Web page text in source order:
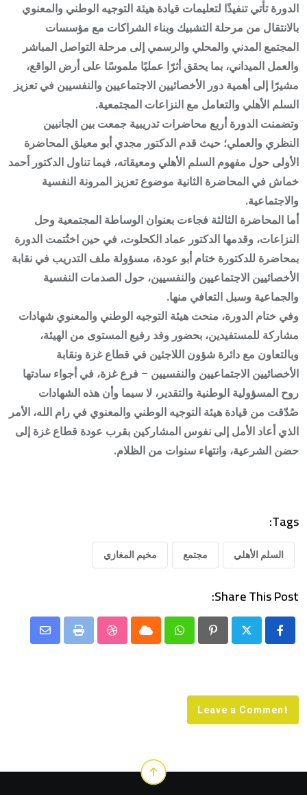
الدورة تأتي تنفيذًا لتعليمات قيادة هيئة التوجيه الوطني والمعنوي
بالانتقال من مرحلة التشبيك وبناء الشراكات مع مؤسسات
المجتمع المدني والمحلي والرسمي إلى مرحلة التواصل المباشر
والعمل الميداني، بما يحقق أثرًا عمليًا ملموسًا على أرض الواقع،
مشيرًا إلى أهمية دور الأخصائيين الاجتماعيين والنفسيين في تعزيز
السلم الأهلي والتعامل مع النزاعات المجتمعية.
وتضمنت الدورة أربع محاضرات تدريبية جمعت بين الجانبين
النظري والعملي؛ حيث قدم الدكتور مجدي أبو معيلق المحاضرة
الأولى حول مفهوم السلم الأهلي ومعيقاته، فيما تناول الدكتور أحمد
خماش في المحاضرة الثانية موضوع تعزيز المرونة النفسية
والاجتماعية.
أما المحاضرة الثالثة فجاءت بعنوان الوساطة المجتمعية وحل
النزاعات، وقدمها الدكتور عماد الكحلوت، في حين اختُتمت الدورة
بمحاضرة للدكتورة ختام أبو عودة، مسؤولة ملف التدريب في نقابة
الأخصائيين الاجتماعيين والنفسيين، حول الصدمات النفسية
والجماعية وسبل التعافي منها.
وفي ختام الدورة، منحت هيئة التوجيه الوطني والمعنوي شهادات
مشاركة للمستفيدين، بحضور وفد رفيع المستوى من الهيئة،
وبالتعاون مع دائرة شؤون اللاجئين في قطاع غزة ونقابة
الأخصائيين الاجتماعيين والنفسيين – فرع غزة، في أجواء سادتها
روح المسؤولية الوطنية والتقدير، لا سيما وأن هذه الشهادات
صُدّقت من قيادة هيئة التوجيه الوطني والمعنوي في رام الله، الأمر
الذي أعاد الأمل إلى نفوس المشاركين بقرب عودة قطاع غزة إلى
حضن الشرعية، وانتهاء سنوات من الظلام.
Tags:
السلم الأهلي مجتمع مخيم المغازي
Share This Post:
Pinterest
Whatsapp
Cloud
StumbleUpon
Print
Share
Leave a Comment